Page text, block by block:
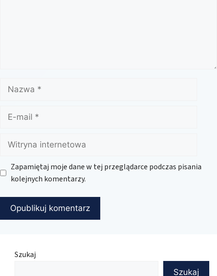
Nazwa
mail
Witryna
internetowa
Zapamiętaj moje dane w tej przeglądarce podczas pisania
kolejnych komentarzy.
Szukaj
Szukaj